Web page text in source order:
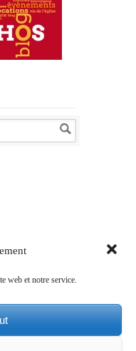
web et notre service.
?